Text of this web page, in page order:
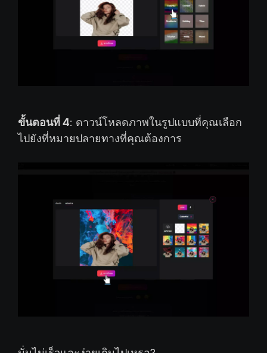
ขั้นตอนที่ 4: ดาวน์โหลดภาพในรูปแบบที่คุณเลือก
ไปยังที่หมายปลายทางที่คุณต้องการ